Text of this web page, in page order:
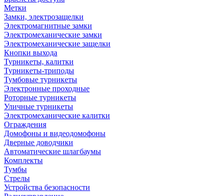
Метки
Замки, электрозащелки
Электромагнитные замки
Электромеханические замки
Электромеханические защелки
Кнопки выхода
Турникеты, калитки
Турникеты-триподы
Тумбовые турникеты
Электронные проходные
Роторные турникеты
Уличные турникеты
Электромеханические калитки
Ограждения
Домофоны и видеодомофоны
Дверные доводчики
Автоматические шлагбаумы
Комплекты
Тумбы
Стрелы
Устройства безопасности